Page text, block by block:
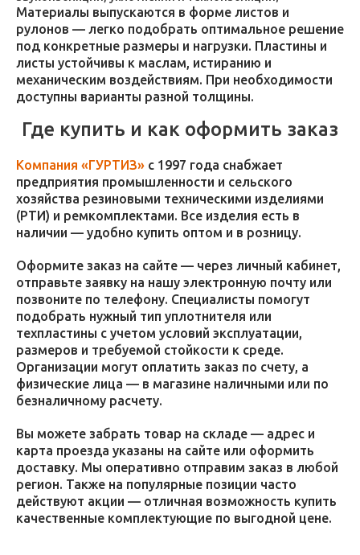
Материалы выпускаются в форме листов и
рулонов — легко подобрать оптимальное решение
под конкретные размеры и нагрузки. Пластины и
листы устойчивы к маслам, истиранию и
механическим воздействиям. При необходимости
доступны варианты разной толщины.
Где купить и как оформить заказ
Компания «ГУРТИЗ» с 1997 года снабжает
предприятия промышленности и сельского
хозяйства резиновыми техническими изделиями
(РТИ) и ремкомплектами. Все изделия есть в
наличии — удобно купить оптом и в розницу.
Оформите заказ на сайте — через личный кабинет,
отправьте заявку на нашу электронную почту или
позвоните по телефону. Специалисты помогут
подобрать нужный тип уплотнителя или
техпластины с учетом условий эксплуатации,
размеров и требуемой стойкости к среде.
Организации могут оплатить заказ по счету, а
физические лица — в магазине наличными или по
безналичному расчету.
Вы можете забрать товар на складе — адрес и
карта проезда указаны на сайте или оформить
доставку. Мы оперативно отправим заказ в любой
регион. Также на популярные позиции часто
действуют акции — отличная возможность купить
качественные комплектующие по выгодной цене.